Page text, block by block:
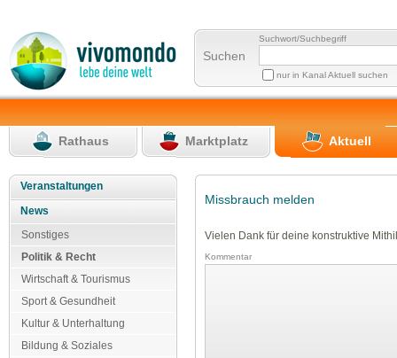
Suchen
Suchwort/Suchbegriff
nur in Kanal Aktuell suchen
Rathaus Marktplatz Aktuell
Veranstaltungen
News
Sonstiges
Politik & Recht
Wirtschaft & Tourismus
Sport & Gesundheit
Kultur & Unterhaltung
Bildung & Soziales
Missbrauch melden
Vielen Dank für deine konstruktive
Kommentar